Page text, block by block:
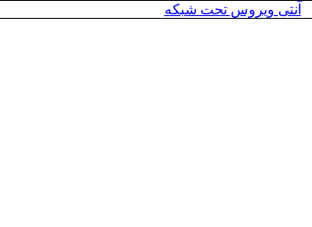
آنتی ویروس تحت شبکه